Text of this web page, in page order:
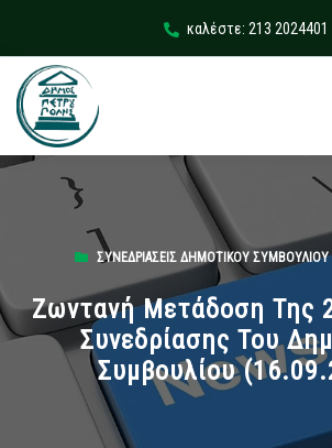
καλέστε: 213 2024401
ΣΥΝΕΔΡΙΆΣΕΙΣ ΔΗΜΟΤΙΚΟΎ ΣΥΜΒΟΥΛΊΟΥ
Ζωντανή Μετάδοση Της
Συνεδρίασης Του
Συμβουλίου